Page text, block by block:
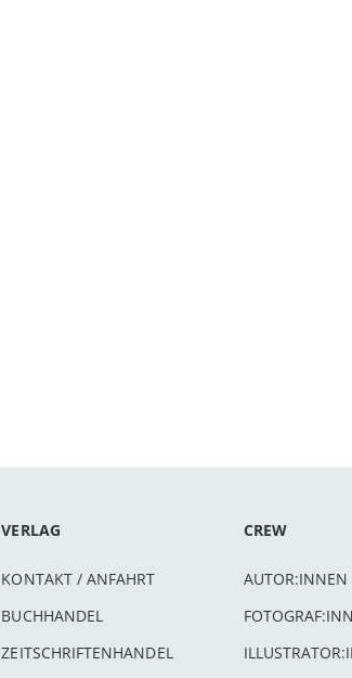
VERLAG
KONTAKT / ANFAHRT
BUCHHANDEL
ZEITSCHRIFTENHANDEL
CREW
AUTOR:INNEN